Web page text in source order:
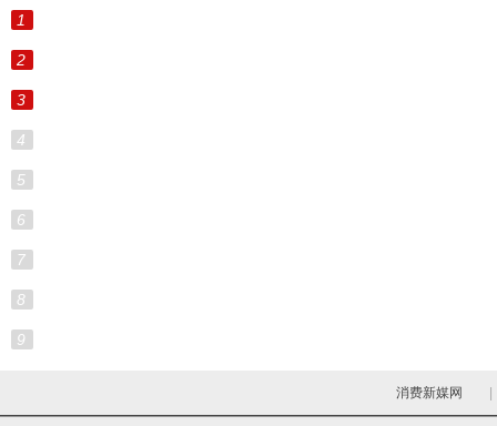
1
2
3
4
5
6
7
8
9
消费新媒网